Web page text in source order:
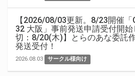
【2026/08/03更新。8/23開催「
32 大阪」事前発送申請受付開
切：8/20(木)】とらのあな委託
発送受付！
2026.08.03 サークル様向け